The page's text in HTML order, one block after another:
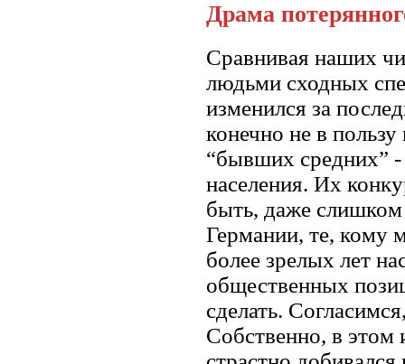
Драма
Сравнивая наших
людьми сходных
изменился за
конечно не в
“бывших средних” -
населения. Их
быть, даже слишком
Германии, те, кому
более зрелых лет
общественных
сделать.
Собственно, в этом